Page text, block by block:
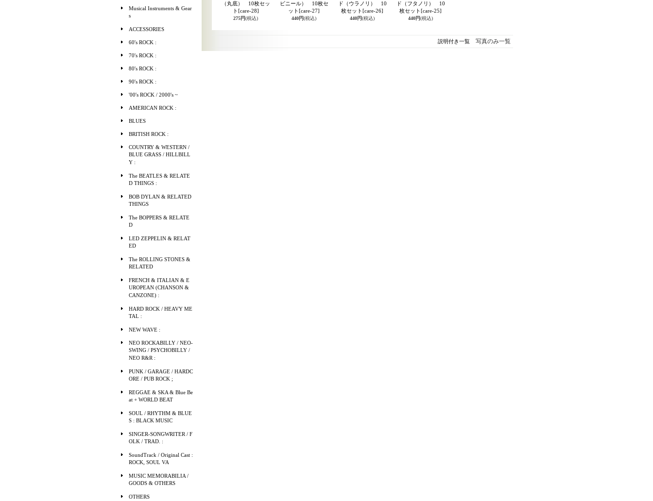
Musical Instruments & Gear
s
ACCESSORIES
60's ROCK :
70's ROCK :
80's ROCK :
90's ROCK :
'00's ROCK / 2000's ~
AMERICAN ROCK :
BLUES
BRITISH ROCK :
COUNTRY & WESTERN /
BLUE GRASS / HILLBILL
Y :
The BEATLES & RELATE
D THINGS :
BOB DYLAN & RELATED
THINGS
The BOPPERS & RELATE
D
LED ZEPPELIN & RELAT
ED
The ROLLING STONES &
RELATED
FRENCH & ITALIAN & E
UROPEAN (CHANSON &
CANZONE) :
HARD ROCK / HEAVY ME
TAL :
NEW WAVE :
NEO ROCKABILLY / NEO-
SWING / PSYCHOBILLY /
NEO R&R :
PUNK / GARAGE / HARDC
ORE / PUB ROCK ;
REGGAE & SKA & Blue Be
at + WORLD BEAT
SOUL / RHYTHM & BLUE
S : BLACK MUSIC
SINGER-SONGWRITER / F
OLK / TRAD. :
SoundTrack / Original Cast :
ROCK, SOUL VA
MUSIC MEMORABILIA /
GOODS & OTHERS
OTHERS
（丸底） 10枚セッ
ト[care-28]
275円(税込)
ビニール） 10枚セ
ット[care-27]
440円(税込)
ド（ウラノリ） 10
枚セット[care-26]
440円(税込)
ド（フタノリ） 10
枚セット[care-25]
440円(税込)
説明付き一覧写真のみ一覧